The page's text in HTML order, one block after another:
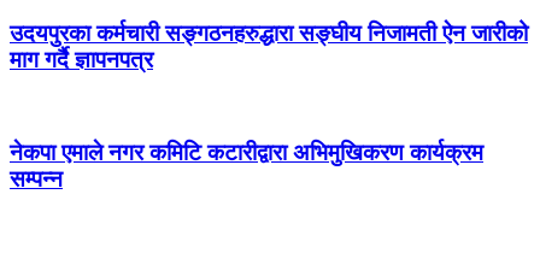
उदयपुरका कर्मचारी सङ्गठनहरुद्धारा सङ्घीय निजामती ऐन जारीको
माग गर्दै ज्ञापनपत्र
नेकपा एमाले नगर कमिटि कटारीद्वारा अभिमुखिकरण कार्यक्रम
सम्पन्न